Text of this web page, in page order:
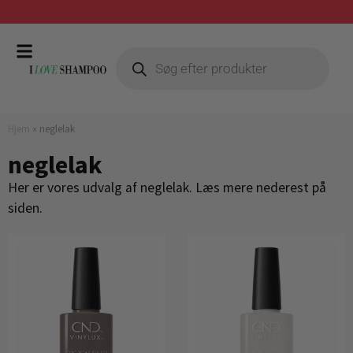
» neglelak
neglelak
Her er vores udvalg af neglelak. Læs mere nederest på
siden.